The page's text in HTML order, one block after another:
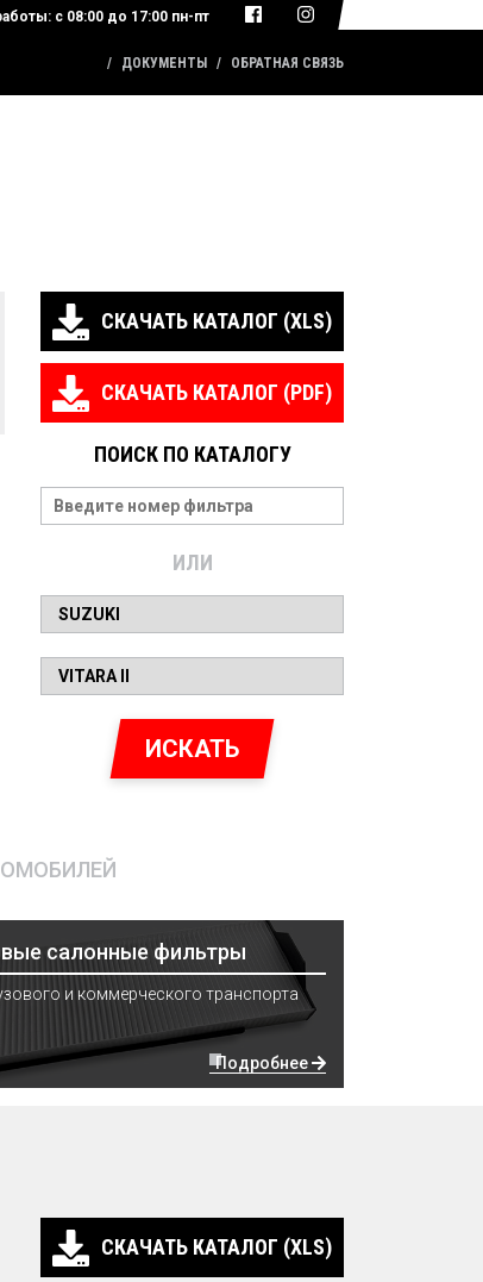
с 08:00 до 17:00 пн-пт
ПРОДУКЦИИ ДОКУМЕНТЫ ОБРАТНАЯ СВЯЗЬ
СКАЧАТЬ КАТАЛОГ (XLS)
СКАЧАТЬ КАТАЛОГ (PDF)
ПОИСК ПО КАТАЛОГУ
ИЛИ
ИСКАТЬ
салонные фильтры
и коммерческого транспорта
Подробнее
СКАЧАТЬ КАТАЛОГ (XLS)